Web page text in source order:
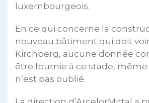
luxembourgeois.
En ce qui concerne la
nouveau bâtiment qui doit
Kirchberg, aucune donnée
être fournie à ce stade, même
n’est pas oublié.